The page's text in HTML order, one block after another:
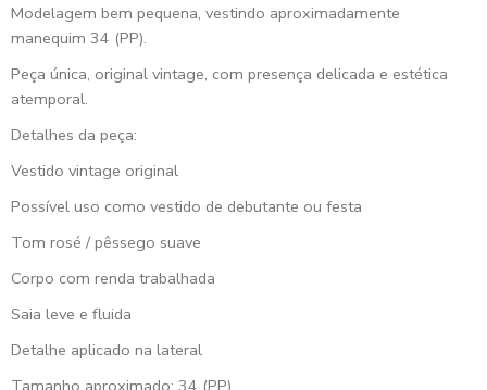
Modelagem bem pequena, vestindo aproximadamente
manequim 34 (PP).
Peça única, original vintage, com presença delicada e estética
atemporal.
Detalhes da peça:
Vestido vintage original
Possível uso como vestido de debutante ou festa
Tom rosé / pêssego suave
Corpo com renda trabalhada
Saia leve e fluida
Detalhe aplicado na lateral
Tamanho aproximado: 34 (PP)